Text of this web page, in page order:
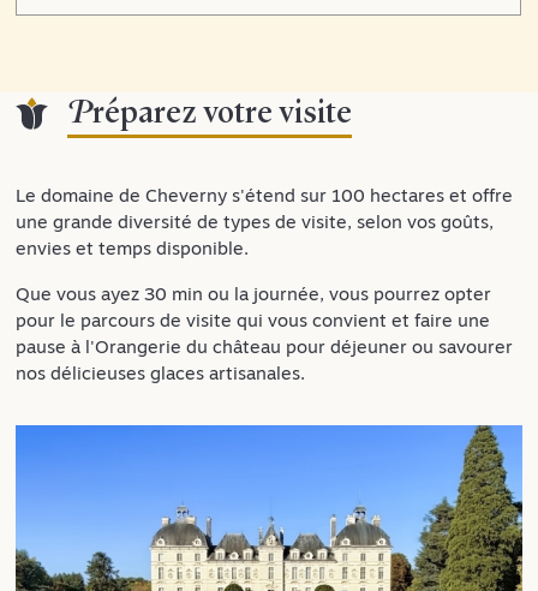
Préparez votre visite
Le domaine de Cheverny s'étend sur 100 hectares et offre
une grande diversité de types de visite, selon vos goûts,
envies et temps disponible.
Que vous ayez 30 min ou la journée, vous pourrez opter
pour le parcours de visite qui vous convient et faire une
pause à l'Orangerie du château pour déjeuner ou savourer
nos délicieuses glaces artisanales.